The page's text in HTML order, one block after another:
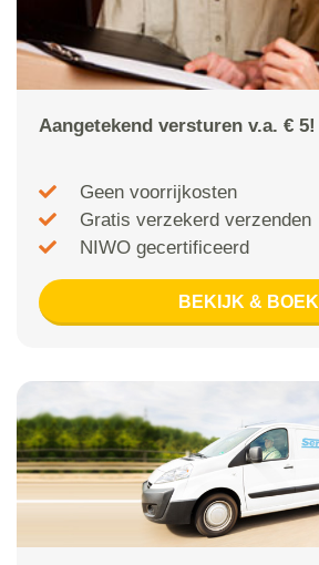
Aangetekend versturen v.a. € 5!
Geen voorrijkosten
Gratis verzekerd verzenden
NIWO gecertificeerd
BEKIJK & BOEK